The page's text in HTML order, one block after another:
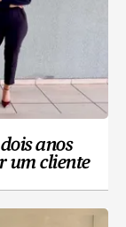
anos
um cliente